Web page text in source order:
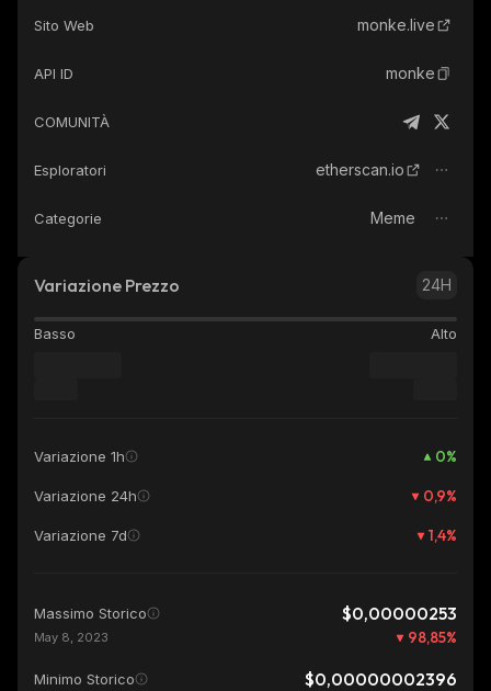
Sito Web monke.live
API ID monke
COMUNITÀ
Esploratori etherscan.io
Categorie Meme
Variazione Prezzo 24H
Basso Alto
Variazione 1h 0%
Variazione 24h 0,9%
Variazione 7d 1,4%
Massimo Storico $0,00000253
May 8, 2023 98,85%
Minimo Storico $0,00000002396